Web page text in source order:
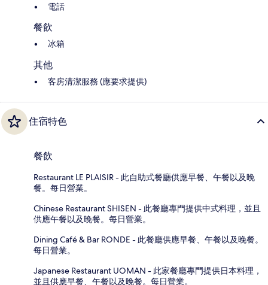
電話
餐飲
冰箱
其他
客房清潔服務 (應要求提供)
住宿特色
餐飲
Restaurant LE PLAISIR - 此自助式餐廳供應早餐、午餐以及晚
餐。每日營業。
Chinese Restaurant SHISEN - 此餐廳專門提供中式料理，並且
供應午餐以及晚餐。每日營業。
Dining Café & Bar RONDE - 此餐廳供應早餐、午餐以及晚餐。
每日營業。
Japanese Restaurant UOMAN - 此家餐廳專門提供日本料理，
並且供應早餐、午餐以及晚餐。每日營業。